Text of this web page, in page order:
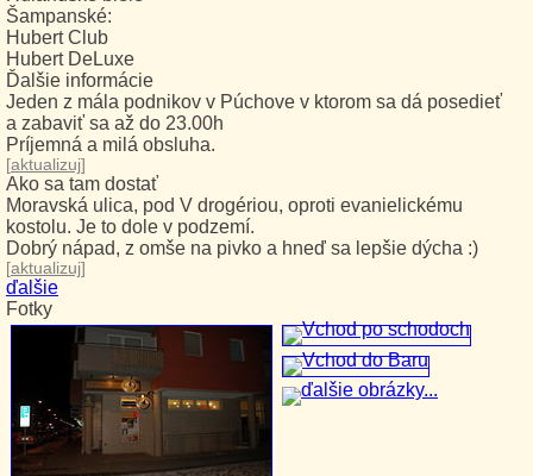
Šampanské:
Hubert Club
Hubert DeLuxe
Ďalšie informácie
Jeden z mála podnikov v Púchove v ktorom sa dá posedieť
a zabaviť sa až do 23.00h
Príjemná a milá obsluha.
[aktualizuj]
Ako sa tam dostať
Moravská ulica, pod V drogériou, oproti evanielickému
kostolu. Je to dole v podzemí.
Dobrý nápad, z omše na pivko a hneď sa lepšie dýcha :)
[aktualizuj]
ďalšie
Fotky